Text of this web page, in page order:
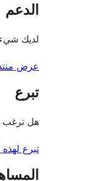
الدعم
لديك
عرض
تبرع
هل ترغب
تبرع لهذه